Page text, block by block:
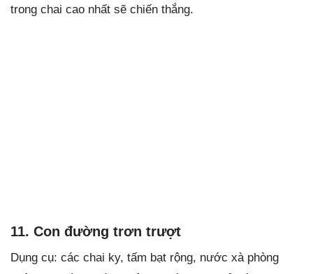
trong chai cao nhất sẽ chiến thắng.
11. Con đường trơn trượt
Dụng cụ: các chai ky, tấm bạt rộng, nước xà phòng